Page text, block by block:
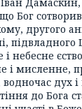
Бог
другого
підвладного
небесне
і мисленне,
дух
до Бога